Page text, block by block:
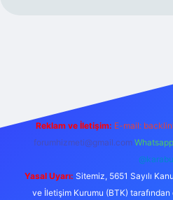
Reklam ve İletişim: E-mail:
forumhizmeti@gmail.com
Yasal Uyarı: Sitemiz, 5651 Sayılı
ve İletişim Kurumu (BTK) tarafından